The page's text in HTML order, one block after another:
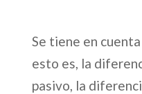
Se tiene en
esto es, la
pasivo, la